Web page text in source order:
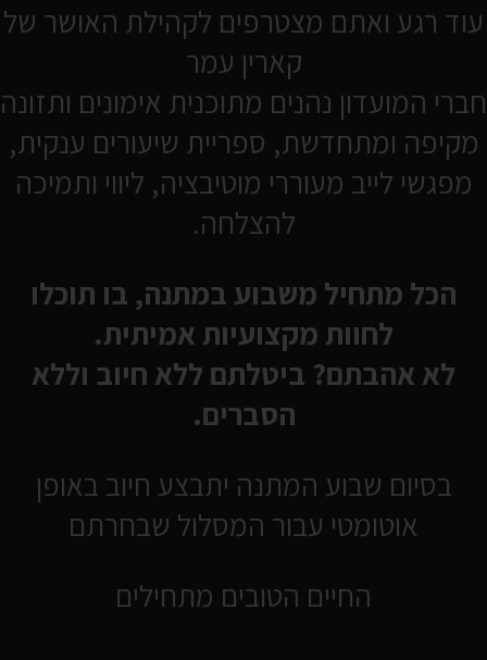
בינוני
כן, רוצה להתחיל כבר
עוד רגע ואתם מצטרפים לקהילת האושר של
קארין עמר
חברי המועדון נהנים מתוכנית אימונים ותזונה
מקיפה ומתחדשת, ספריית שיעורים ענקית,
מפגשי לייב מעוררי מוטיבציה, ליווי ותמיכה
להצלחה.
הכל מתחיל משבוע במתנה, בו תוכלו
לחוות מקצועיות אמיתית.
לא אהבתם? ביטלתם ללא חיוב וללא
הסברים.
בסיום שבוע המתנה יתבצע חיוב באופן
אוטומטי עבור המסלול שבחרתם
החיים הטובים מתחילים